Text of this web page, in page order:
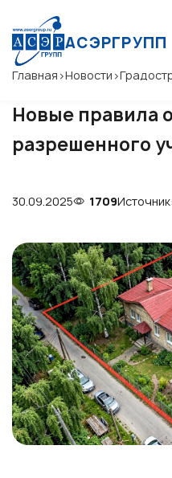
АСЭРГРУПП
Главная >Новости >
Новые правила
разрешенного
30.09.2025 1709